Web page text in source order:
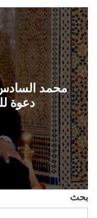
ح
ة
ف
ل
ل
و
ن
محمد
دعوة
بحث